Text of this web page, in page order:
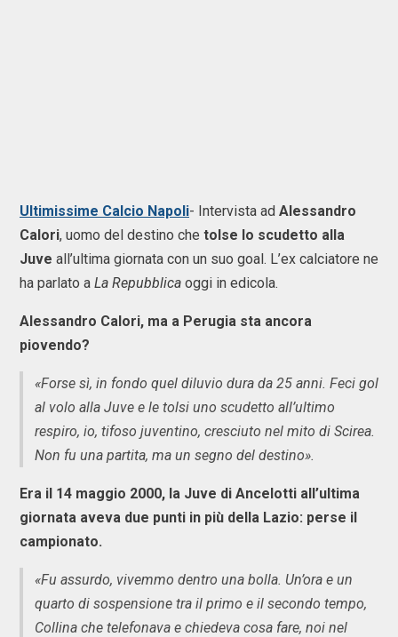
Ultimissime Calcio Napoli- Intervista ad Alessandro
Calori, uomo del destino che tolse lo scudetto alla
Juve all’ultima giornata con un suo goal. L’ex calciatore ne
ha parlato a La Repubblica oggi in edicola.
Alessandro Calori, ma a Perugia sta ancora
piovendo?
«Forse sì, in fondo quel diluvio dura da 25 anni. Feci gol
al volo alla Juve e le tolsi uno scudetto all’ultimo
respiro, io, tifoso juventino, cresciuto nel mito di Scirea.
Non fu una partita, ma un segno del destino».
Era il 14 maggio 2000, la Juve di Ancelotti all’ultima
giornata aveva due punti in più della Lazio: perse il
campionato.
«Fu assurdo, vivemmo dentro una bolla. Un’ora e un
quarto di sospensione tra il primo e il secondo tempo,
Collina che telefonava e chiedeva cosa fare, noi nel